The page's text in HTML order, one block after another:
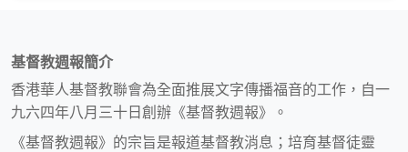
基督教週報簡介
香港華人基督教聯會為全面推展文字傳播福音的工作，自一
九六四年八月三十日創辦《基督教週報》。
《基督教週報》的宗旨是報道基督教消息；培育基督徒靈